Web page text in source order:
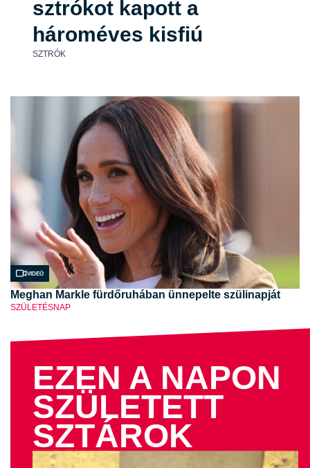
sztrókot kapott a
hároméves kisfiú
SZTRÓK
Videó
Meghan Markle fürdőruhában ünnepelte szülinapját
SZÜLETÉSNAP
EZEN A NAPON
SZÜLETETT
SZTÁROK